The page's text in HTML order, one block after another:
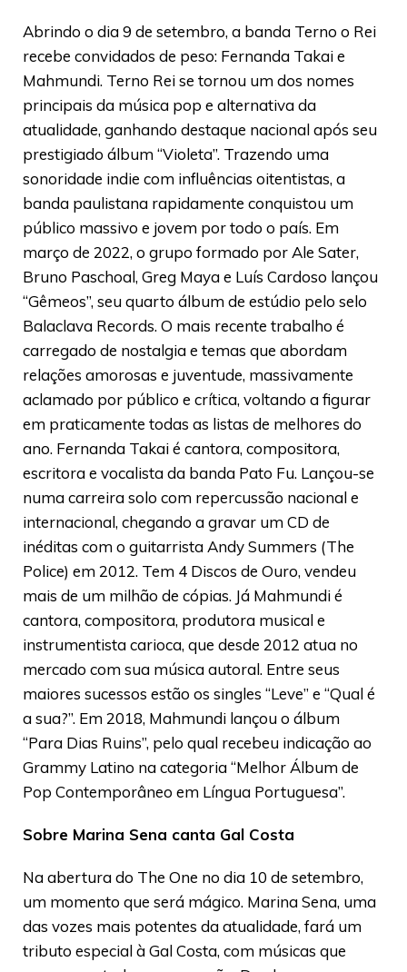
Abrindo o dia 9 de setembro, a banda Terno o Rei
recebe convidados de peso: Fernanda Takai e
Mahmundi. Terno Rei se tornou um dos nomes
principais da música pop e alternativa da
atualidade, ganhando destaque nacional após seu
prestigiado álbum “Violeta”. Trazendo uma
sonoridade indie com influências oitentistas, a
banda paulistana rapidamente conquistou um
público massivo e jovem por todo o país. Em
março de 2022, o grupo formado por Ale Sater,
Bruno Paschoal, Greg Maya e Luís Cardoso lançou
“Gêmeos”, seu quarto álbum de estúdio pelo selo
Balaclava Records. O mais recente trabalho é
carregado de nostalgia e temas que abordam
relações amorosas e juventude, massivamente
aclamado por público e crítica, voltando a figurar
em praticamente todas as listas de melhores do
ano. Fernanda Takai é cantora, compositora,
escritora e vocalista da banda Pato Fu. Lançou-se
numa carreira solo com repercussão nacional e
internacional, chegando a gravar um CD de
inéditas com o guitarrista Andy Summers (The
Police) em 2012. Tem 4 Discos de Ouro, vendeu
mais de um milhão de cópias. Já Mahmundi é
cantora, compositora, produtora musical e
instrumentista carioca, que desde 2012 atua no
mercado com sua música autoral. Entre seus
maiores sucessos estão os singles “Leve” e “Qual é
a sua?”. Em 2018, Mahmundi lançou o álbum
“Para Dias Ruins”, pelo qual recebeu indicação ao
Grammy Latino na categoria “Melhor Álbum de
Pop Contemporâneo em Língua Portuguesa”.
Sobre Marina Sena canta Gal Costa
Na abertura do The One no dia 10 de setembro,
um momento que será mágico. Marina Sena, uma
das vozes mais potentes da atualidade, fará um
tributo especial à Gal Costa, com músicas que